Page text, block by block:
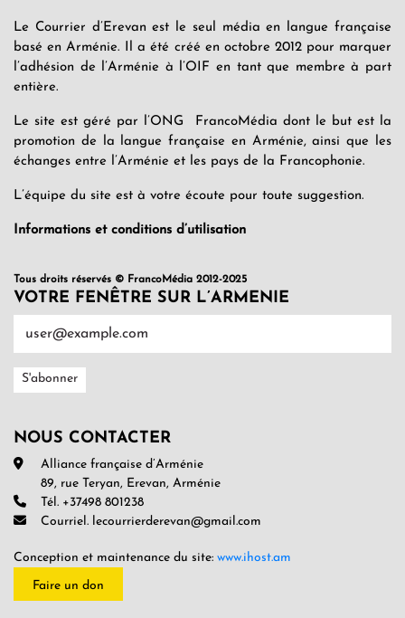
Le Courrier d’Erevan est le seul média en langue française
basé en Arménie. Il a été créé en octobre 2012 pour marquer
l’adhésion de l’Arménie à l’OIF en tant que membre à part
entière.
Le site est géré par l’ONG FrancoMédia dont le but est la
promotion de la langue française en Arménie, ainsi que les
échanges entre l’Arménie et les pays de la Francophonie.
L’équipe du site est à votre écoute pour toute suggestion.
Informations et conditions d’utilisation
Tous droits réservés © FrancoMédia 2012-2025
VOTRE FENÊTRE SUR L’ARMENIE
NOUS CONTACTER
Alliance française d’Arménie
89, rue Teryan, Erevan, Arménie
Tél. +37498 801238
Courriel. lecourrierderevan@gmail.com
Conception et maintenance du site: www.ihost.am
Faire un don